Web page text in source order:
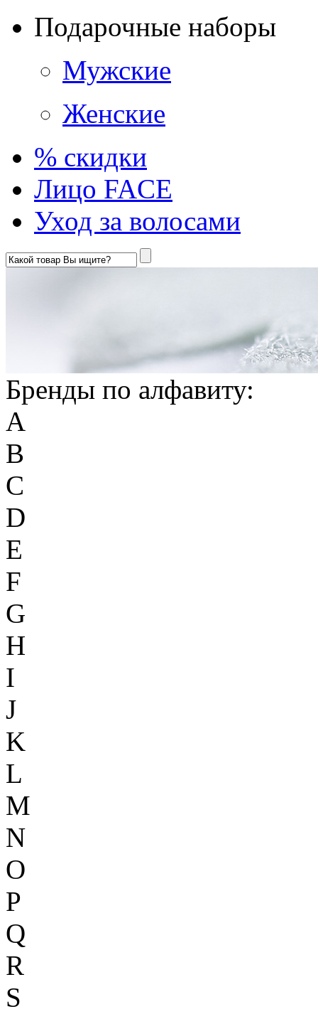
Подарочные наборы
Мужские
Женские
% скидки
Лицо FACE
Уход за волосами
Бренды по алфавиту:
A
B
C
D
E
F
G
H
I
J
K
L
M
N
O
P
Q
R
S